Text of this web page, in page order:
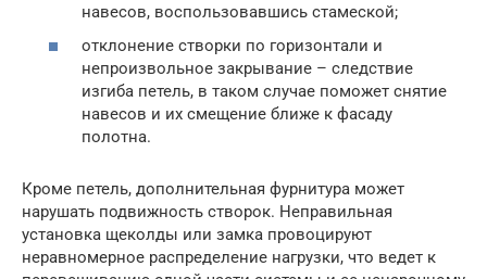
навесов, воспользовавшись стамеской;
отклонение створки по горизонтали и
непроизвольное закрывание – следствие
изгиба петель, в таком случае поможет снятие
навесов и их смещение ближе к фасаду
полотна.
Кроме петель, дополнительная фурнитура может
нарушать подвижность створок. Неправильная
установка щеколды или замка провоцируют
неравномерное распределение нагрузки, что ведет к